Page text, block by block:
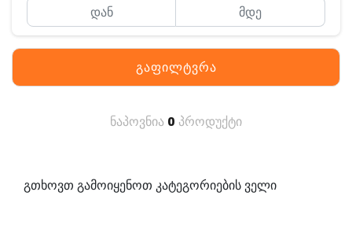
Lancer Tactical
SIG SAUER
PENTAGON
გაფილტვრა
ნაპოვნია0 პროდუქტი
გთხოვთ გამოიყენოთ კატეგორიების ველი